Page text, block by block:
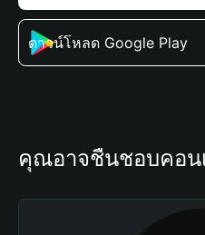
ดาวน์โหลด Google Play
คุณอาจชื่นชอบคอน